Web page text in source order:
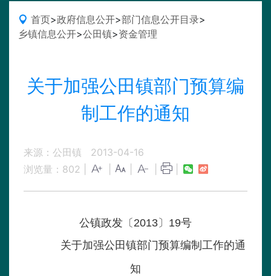
首页>政府信息公开>部门信息公开目录>
乡镇信息公开>公田镇>资金管理
关于加强公田镇部门预算编
制工作的通知
来源：公田镇
2013-04-16
浏览量： 802
公镇政发〔2013〕19号
关于加强公田镇部门预算编制工作的通
知